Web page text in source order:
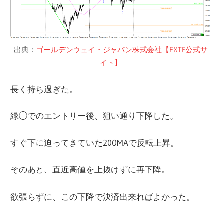
出典： ゴールデンウェイ・ジャパン株式会社【FXTF公式サ
イト】
長く持ち過ぎた。
緑◯でのエントリー後、狙い通り下降した。
すぐ下に迫ってきていた200MAで反転上昇。
そのあと、直近高値を上抜けずに再下降。
欲張らずに、この下降で決済出来ればよかった。